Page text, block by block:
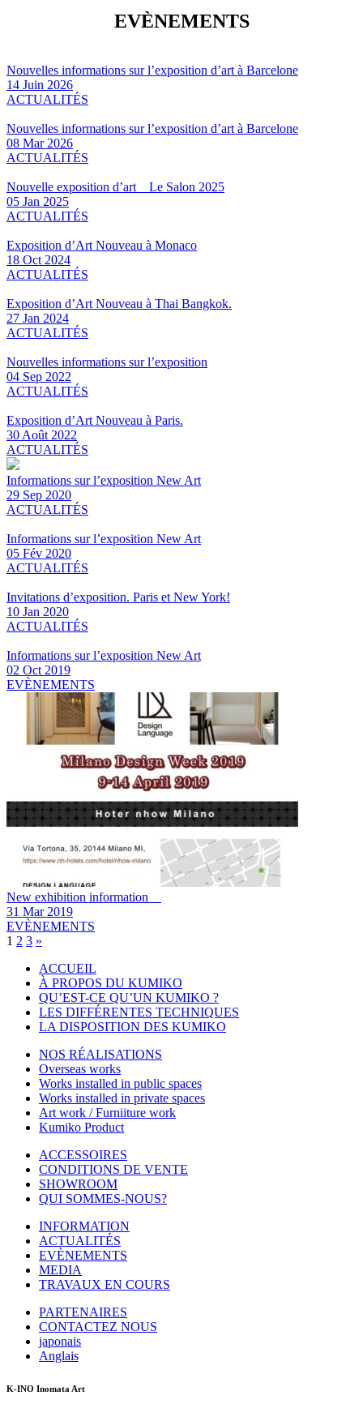
EVÈNEMENTS
Nouvelles informations sur l’exposition d’art à Barcelone
14 Juin 2026
ACTUALITÉS
Nouvelles informations sur l’exposition d’art à Barcelone
08 Mar 2026
ACTUALITÉS
Nouvelle exposition d’art Le Salon 2025
05 Jan 2025
ACTUALITÉS
Exposition d’Art Nouveau à Monaco
18 Oct 2024
ACTUALITÉS
Exposition d’Art Nouveau à Thai Bangkok.
27 Jan 2024
ACTUALITÉS
Nouvelles informations sur l’exposition
04 Sep 2022
ACTUALITÉS
Exposition d’Art Nouveau à Paris.
30 Août 2022
ACTUALITÉS
Informations sur l’exposition New Art
29 Sep 2020
ACTUALITÉS
Informations sur l’exposition New Art
05 Fév 2020
ACTUALITÉS
Invitations d’exposition. Paris et New York!
10 Jan 2020
ACTUALITÉS
Informations sur l’exposition New Art
02 Oct 2019
EVÈNEMENTS
New exhibition information
31 Mar 2019
EVÈNEMENTS
1 2 3 »
ACCUEIL
À PROPOS DU KUMIKO
QU’EST-CE QU’UN KUMIKO ?
LES DIFFÉRENTES TECHNIQUES
LA DISPOSITION DES KUMIKO
NOS RÉALISATIONS
Overseas works
Works installed in public spaces
Works installed in private spaces
Art work / Furniiture work
Kumiko Product
ACCESSOIRES
CONDITIONS DE VENTE
SHOWROOM
QUI SOMMES-NOUS?
INFORMATION
ACTUALITÉS
EVÈNEMENTS
MEDIA
TRAVAUX EN COURS
PARTENAIRES
CONTACTEZ NOUS
japonais
Anglais
K-INO Inomata Art